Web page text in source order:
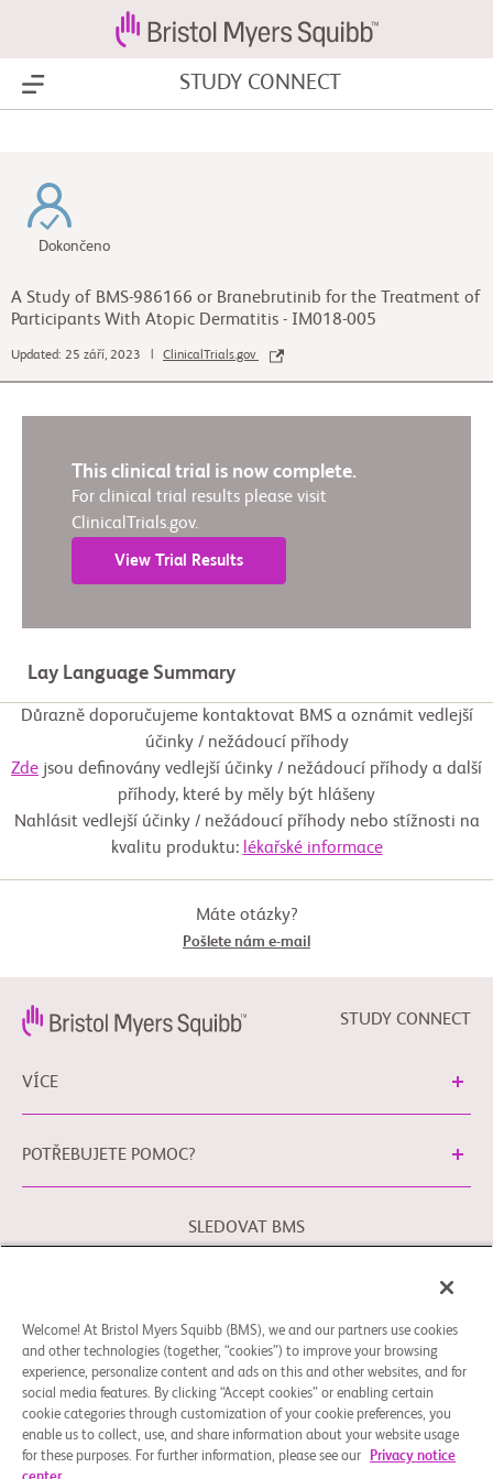
Show Menu STUDY CONNECT
Dokončeno
A Study of BMS-986166 or Branebrutinib for the Treatment of
Participants With Atopic Dermatitis - IM018-005
Updated: 25 září, 2023 | ClinicalTrials.gov
This clinical trial is now complete.
For clinical trial results please visit
ClinicalTrials.gov.
View Trial Results
Lay Language Summary
Důrazně doporučujeme kontaktovat BMS a oznámit vedlejší
účinky / nežádoucí příhody
Zde jsou definovány vedlejší účinky / nežádoucí příhody a další
příhody, které by měly být hlášeny
Nahlásit vedlejší účinky / nežádoucí příhody nebo stížnosti na
kvalitu produktu: lékařské informace
Máte otázky?
Pošlete nám e-mail
STUDY CONNECT
VÍCE
POTŘEBUJETE POMOC?
SLEDOVAT BMS
Právní podmínky
Zásady ochrany osobních údajů
Předvolby souborů cookie
Obraťte se na naši kontaktní osobu pro ochranu osobních
údajů v Evropské unii pomocíEUDPO@BMS.com, chcete-li
uplatnit Vaše práva ochrany osobních údajů a také máte-li
jakékoli obavy nebo dotazy týkající se zacházení s Vašimi
Welcome! At Bristol Myers Squibb (BMS), we and our partners use cookies
and other technologies (together, “cookies”) to improve your browsing
experience, personalize content and ads on this and other websites, and for
social media features. By clicking “Accept cookies” or enabling certain
cookie categories through customization of your cookie preferences, you
enable us to collect, use, and share information about your website usage
for these purposes. For further information, please see our
Privacy notice